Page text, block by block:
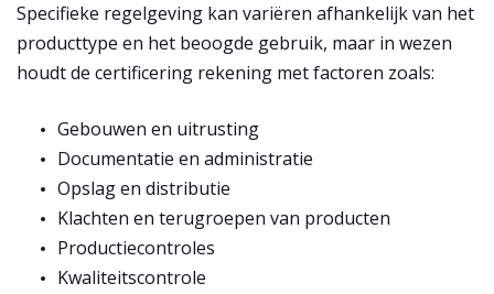
Specifieke regelgeving kan variëren afhankelijk van het
producttype en het beoogde gebruik, maar in wezen
houdt de certificering rekening met factoren zoals:
Gebouwen en uitrusting
Documentatie en administratie
Opslag en distributie
Klachten en terugroepen van producten
Productiecontroles
Kwaliteitscontrole